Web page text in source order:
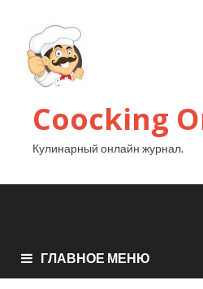
Coocking
Кулинарный онлайн журнал.
ГЛАВНОЕ МЕНЮ